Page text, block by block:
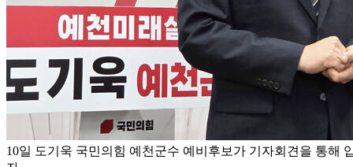
10일 도기욱 국민의힘 예천군수 예비후보가 기자회견을 통해